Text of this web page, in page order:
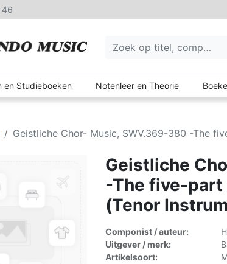
46
en Studieboeken Notenleer en Theorie
Geistliche Chor- Music, SWV.369-380 -The
Geistliche
-The five-part
(Tenor
Componist / auteur:
Uitgever / merk:
Artikelsoort: